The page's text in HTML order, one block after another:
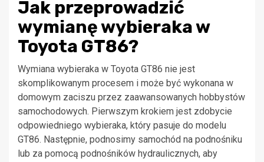
Jak przeprowadzić
wymianę wybieraka w
Toyota GT86?
Wymiana wybieraka w Toyota GT86 nie jest
skomplikowanym procesem i może być wykonana w
domowym zaciszu przez zaawansowanych hobbystów
samochodowych. Pierwszym krokiem jest zdobycie
odpowiedniego wybieraka, który pasuje do modelu
GT86. Następnie, podnosimy samochód na podnośniku
lub za pomocą podnośników hydraulicznych, aby